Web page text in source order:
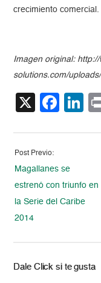
crecimiento comercial.
Imagen original:
solutions.com/
X
Post Previo:
Magallanes se
estrenó con triunfo en
la Serie del Caribe
2014
Dale Click si te gusta